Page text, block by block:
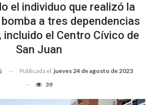
el individuo que realizó la
a tres dependencias
incluido el Centro Cívico de
San Juan
Publicada el jueves 24 de agosto de 2023
39